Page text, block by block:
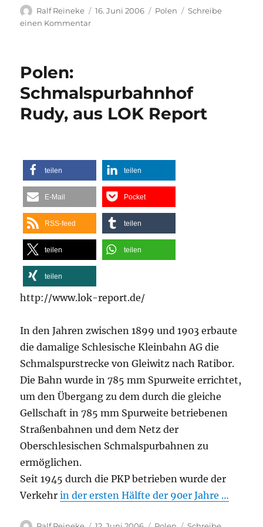
Autor
Ralf Reineke
Veröffentlicht
16. Juni 2006 Kategorien
Polen
Schreibe
einen Kommentarzu
in
Smigiel,
aus
Polen:
Schmalspurbahnhof
Rudy, aus LOK Report
teilen teilen
E-Mail Pocket
RSS-feed teilen
teilen teilen
teilen
http://www.lok-report.de/
In den Jahren zwischen 1899 und 1903 erbaute
die damalige Schlesische Kleinbahn AG die
Schmalspurstrecke von Gleiwitz nach Ratibor.
Die Bahn wurde in 785 mm Spurweite errichtet,
um den Übergang zu dem durch die gleiche
Gellschaft in 785 mm Spurweite betriebenen
Straßenbahnen und dem Netz der
Oberschlesischen Schmalspurbahnen zu
ermöglichen.
Seit 1945 durch die PKP betrieben wurde der
Verkehrin der ersten Hälfte der 90er Jahre …